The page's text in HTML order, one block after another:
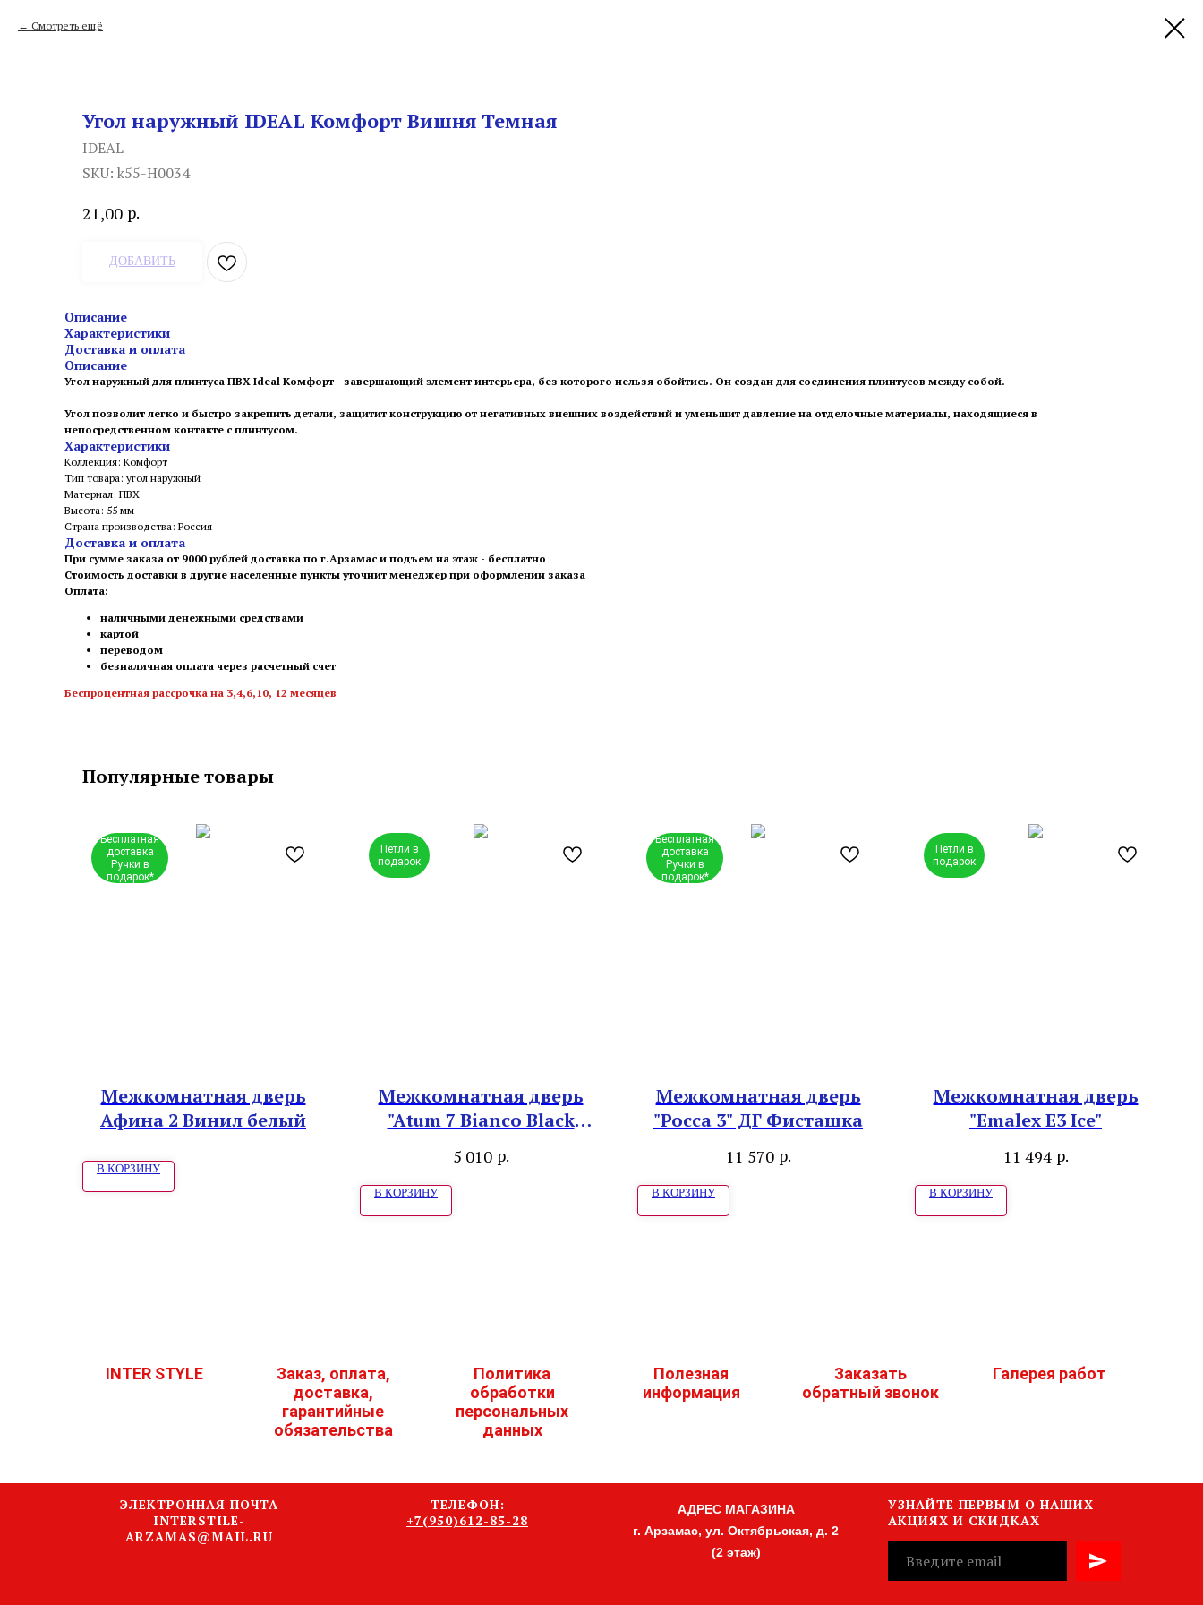
Смотреть ещё
Угол наружный IDEAL Комфорт Вишня Темная
IDEAL
SKU: k55-Н0034
21,00 р.
ДОБАВИТЬ
Описание
Характеристики
Доставка и оплата
Описание
Угол наружный для плинтуса ПВХ Ideal Комфорт - завершающий элемент интерьера, без которого нельзя обойтись. Он создан для соединения плинтусов между собой.
Угол позволит легко и быстро закрепить детали, защитит конструкцию от негативных внешних воздействий и уменьшит давление на отделочные материалы, находящиеся в
непосредственном контакте с плинтусом.
Характеристики
Коллекция: Комфорт
Тип товара: угол наружный
Материал: ПВХ
Высота: 55 мм
Страна производства: Россия
Доставка и оплата
При сумме заказа от 9000 рублей доставка по г.Арзамас и подъем на этаж - бесплатно
Стоимость доставки в другие населенные пункты уточнит менеджер при оформлении заказа
Оплата:
наличными денежными средствами
картой
переводом
безналичная оплата через расчетный счет
Беспроцентная рассрочка на 3,4,6,10, 12 месяцев
Популярные товары
Бесплатная
доставка
Ручки в
подарок*
Межкомнатная дверь
Афина 2 Винил белый
В КОРЗИНУ
Петли в
подарок
Межкомнатная дверь
"Atum 7 Bianco Black
5 010 р.
В КОРЗИНУ
Бесплатная
доставка
Ручки в
подарок*
Межкомнатная дверь
"Росса 3" ДГ Фисташка
11 570 р.
В КОРЗИНУ
Петли в
подарок
Межкомнатная дверь
"Emalex E3 Ice"
11 494 р.
В КОРЗИНУ
INTER STYLE
Заказ, оплата,
доставка,
гарантийные
обязательства
Политика
обработки
персональных
данных
Полезная
информация
Заказать
обратный звонок
Галерея работ
ЭЛЕКТРОННАЯ ПОЧТА
INTERSTILE-
ARZAMAS@MAIL.RU
ТЕЛЕФОН:
+7(950)612-85-28
АДРЕС МАГАЗИНА
г. Арзамас, ул. Октябрьская, д. 2
(2 этаж)
УЗНАЙТЕ ПЕРВЫМ О НАШИХ
АКЦИЯХ И СКИДКАХ